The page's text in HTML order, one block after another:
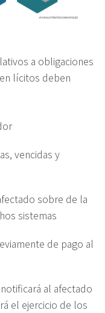
a obligaciones
lícitos deben
vencidas y
sobre de la
sistemas
de pago al
al afectado
el ejercicio de los